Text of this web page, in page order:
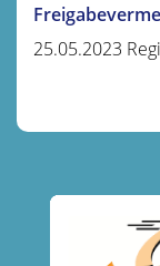
25.05.2023